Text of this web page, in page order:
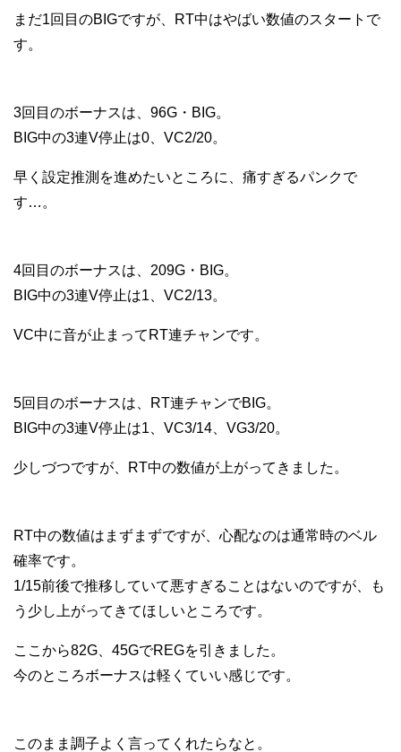
まだ1回目のBIGですが、RT中はやばい数値のスタートで
す。
3回目のボーナスは、96G・BIG。
BIG中の3連V停止は0、VC2/20。
早く設定推測を進めたいところに、痛すぎるパンクで
す…。
4回目のボーナスは、209G・BIG。
BIG中の3連V停止は1、VC2/13。
VC中に音が止まってRT連チャンです。
5回目のボーナスは、RT連チャンでBIG。
BIG中の3連V停止は1、VC3/14、VG3/20。
少しづつですが、RT中の数値が上がってきました。
RT中の数値はまずまずですが、心配なのは通常時のベル
確率です。
1/15前後で推移していて悪すぎることはないのですが、も
う少し上がってきてほしいところです。
ここから82G、45GでREGを引きました。
今のところボーナスは軽くていい感じです。
このまま調子よく言ってくれたらなと。